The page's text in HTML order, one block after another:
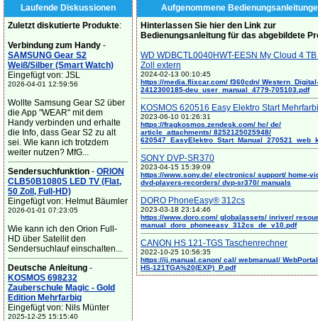
Laufende Diskussionen
Zuletzt diskutierte Produkte:
Verbindung zum Handy -
SAMSUNG Gear S2
Weiß/Silber (Smart Watch)
Eingefügt von: JSL
2026-04-01 12:59:56
Wollte Samsung Gear S2 über
die App "WEAR" mit dem
Handy verbinden und erhalte
die Info, dass Gear S2 zu alt
sei. Wie kann ich trotzdem
weiter nutzen? MfG...
Sendersuchfunktion - ORION
CLB50B1080S LED TV (Flat,
50 Zoll, Full-HD)
Eingefügt von: Helmut Bäumler
2026-01-01 07:23:05
Wie kann ich den Orion Full-
HD über Satellit den
Sendersuchlauf einschalten...
Deutsche Anleitung -
KOSMOS 698232
Zauberschule Magic - Gold
Edition Mehrfarbig
Eingefügt von: Nils Münter
2025-12-25 15:15:40
Aufgenommene
Hinterlassen Sie hier den Link zur
Bedienungsanleitung für das abgebildete
WD WDBCTL0040HWT-EESN My Cloud 4
Zoll extern
2024-02-13 00:10:45
https://media.flixcar.com/ f360cdn/ Western_Digital-
2412300185-deu_user_manual_4779-705103.pdf
KOSMOS 620516 Easy Elektro Start
2023-06-10 01:26:31
https://fragkosmos.zendesk.com/ hc/ de/
article_attachments/ 8252125025948/
SONY DVP-SR370
2023-04-15 15:39:09
https://www.sony.de/ electronics/ support/ home-
dvd-players-recorders/ dvp-sr370/ manuals
DORO PhoneEasy® 312cs
2023-03-18 23:14:46
https://www.doro.com/ globalassets/ inriver/
manual_doro_phoneeasy_312cs_de_v10.pdf
CANON HS 121-TGS Taschenrechner
2022-10-25 10:56:35
https://ij.manual.canon/ cal/ webmanual/
HS-121TGA%20(EXP)_P.pdf